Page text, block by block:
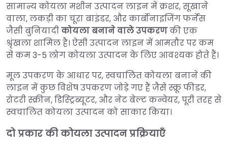
सामान्य कोयला मशीन उत्पादन लाइन में क्रशर, सूखाने
वाला, लकड़ी का चूरा बाइंडर, और कार्बोनाइजिंग फर्नेस
जैसी बुनियादीकोयला बनाने वाले उपकरणकी एक
श्रृंखला शामिल है। ऐसी उत्पादन लाइन में आमतौर पर कम
से कम 3-5 लोग कोयला उत्पादन के लिए आवश्यक होते हैं।
मूल उपकरण के आधार पर, स्वचालित कोयला बनाने की
लाइन में कुछ विशेष उपकरण जोड़े गए हैं जैसे स्क्रू फीडर,
रोटरी स्क्रीन, डिस्ट्रिब्यूटर, और नेट बेल्ट कन्वेयर, पूरी तरह से
स्वचालित कोयला उत्पादन को साकार किया।
दो प्रकार की कोयला उत्पादन प्रक्रियाएँ